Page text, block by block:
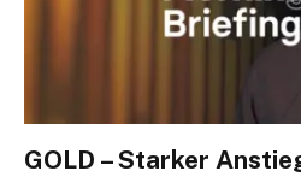
GOLD – Starker